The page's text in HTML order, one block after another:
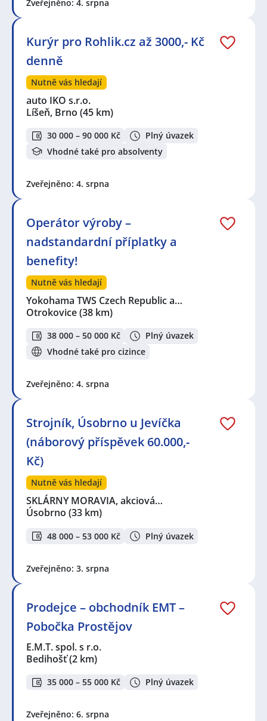
Zveřejněno: 4. srpna
Kurýr pro Rohlik.cz až 3000,- Kč
denně
Nutně vás hledají
auto IKO s.r.o.
Líšeň, Brno (45 km)
30 000 – 90 000 Kč
Plný úvazek
Vhodné také pro absolventy
Zveřejněno: 4. srpna
Operátor výroby –
nadstandardní příplatky a
benefity!
Nutně vás hledají
Yokohama TWS Czech Republic a…
Otrokovice(38 km)
38 000 – 50 000 Kč
Plný úvazek
Vhodné také pro cizince
Zveřejněno: 4. srpna
Strojník, Úsobrno u Jevíčka
(náborový příspěvek 60.000,-
Kč)
Nutně vás hledají
SKLÁRNY MORAVIA, akciová…
Úsobrno (33 km)
48 000 – 53 000 Kč Plný úvazek
Zveřejněno: 3. srpna
Prodejce – obchodník EMT –
Pobočka Prostějov
E.M.T. spol. s r.o.
Bedihošť(2 km)
35 000 – 55 000 Kč Plný úvazek
Zveřejněno: 6. srpna